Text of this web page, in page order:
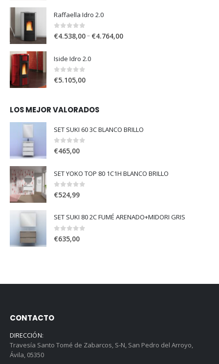
Raffaella Idro 2.0
0 out of 5
€4.538,00– €4.764,00
Iside Idro 2.0
0out of 5
€5.105,00
LOS MEJOR VALORADOS
SET SUKI 60 3C BLANCO BRILLO
0 out of 5
€465,00
SET YOKO TOP 80 1C1H BLANCO BRILLO
0out of 5
€524,99
SET SUKI 80 2C FUMÉ ARENADO+MIDORI GRIS
0 out of 5
€635,00
CONTACTO
DIRECCIÓN:
Travesía Santo Tomé de Zabarcos, S-N, San Pedro del Arroyo,
Ávila, 05350